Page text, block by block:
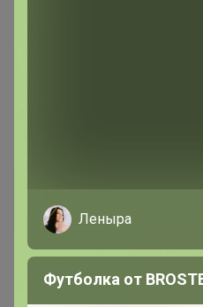
knopka200813
15 мая, 2025 23:41
Леныра
Футболка от